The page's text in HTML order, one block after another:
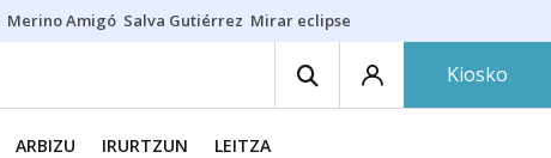
Merino Amigó Salva Gutiérrez Mirar eclipse
Kiosko
ARBIZU IRURTZUN LEITZA